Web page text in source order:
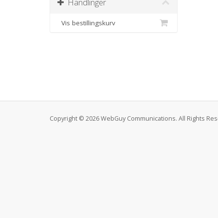
Vis bestillingskurv
Copyright © 2026 WebGuy Communications. All Rights